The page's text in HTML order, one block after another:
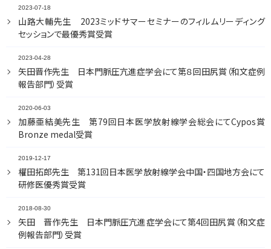
2023-07-18
山路大輔先生 2023ミッドサマーセミナーのフィルムリーディング
セッションで最優秀賞受賞
2023-04-28
矢田晋作先生 日本門脈圧亢進症学会にて第８回田尻賞（和文症例
報告部門）受賞
2020-06-03
加藤亜結美先生 第79回日本医学放射線学会総会にてCypos賞
Bronze medal受賞
2019-12-17
權田拓郎先生 第131回日本医学放射線学会中国・四国地方会にて
研修医優秀賞受賞
2018-08-30
矢田 晋作先生 日本門脈圧亢進症学会にて第4回田尻賞（和文症
例報告部門）受賞